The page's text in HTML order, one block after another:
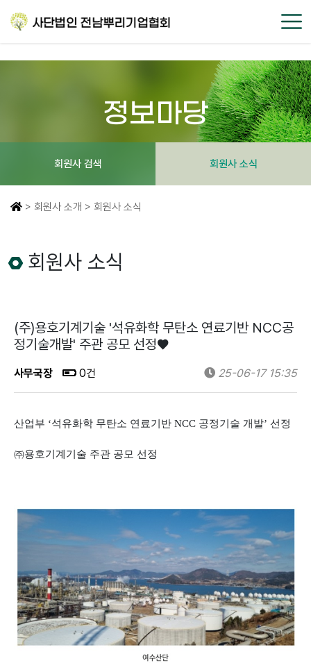
정보마당
회원사 검색 회원사 소식
> 회원사 소개 > 회원사 소식
회원사 소식
(주)용호기계기술 '석유화학 무탄소 연료기반 NCC공
정기술개발' 주관 공모 선정♥
사무국장 0건 25-06-17 15:35
산업부 ‘석유화학 무탄소 연료기반 NCC 공정기술 개발’ 선정
㈜용호기계기술 주관 공모 선정